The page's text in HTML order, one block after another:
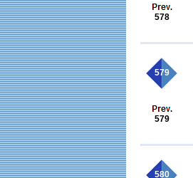
578
579
579
580